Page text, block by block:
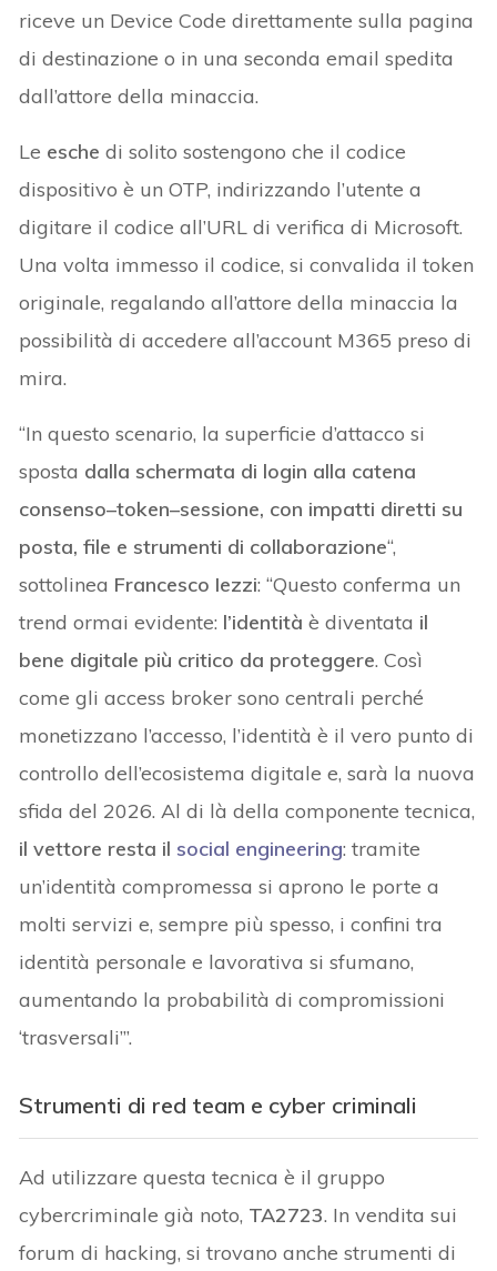
riceve un Device Code direttamente sulla pagina
di destinazione o in una seconda email spedita
dall’attore della minaccia.
Le esche di solito sostengono che il codice
dispositivo è un OTP, indirizzando l’utente a
digitare il codice all’URL di verifica di Microsoft.
Una volta immesso il codice, si convalida il token
originale, regalando all’attore della minaccia la
possibilità di accedere all’account M365 preso di
mira.
“In questo scenario, la superficie d’attacco si
sposta dalla schermata di login alla catena
consenso–token–sessione, con impatti diretti su
posta, file e strumenti di collaborazione“,
sottolinea Francesco Iezzi: “Questo conferma un
trend ormai evidente: l’identità è diventata il
bene digitale più critico da proteggere. Così
come gli access broker sono centrali perché
monetizzano l’accesso, l’identità è il vero punto di
controllo dell’ecosistema digitale e, sarà la nuova
sfida del 2026. Al di là della componente tecnica,
il vettore resta il social engineering: tramite
un’identità compromessa si aprono le porte a
molti servizi e, sempre più spesso, i confini tra
identità personale e lavorativa si sfumano,
aumentando la probabilità di compromissioni
‘trasversali’”.
Strumenti di red team e cyber criminali
Ad utilizzare questa tecnica è il gruppo
cybercriminale già noto, TA2723. In vendita sui
forum di hacking, si trovano anche strumenti di